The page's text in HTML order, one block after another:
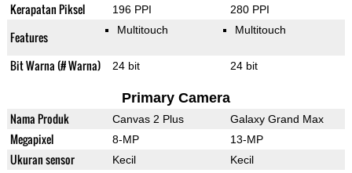
Kerapatan Piksel 196 PPI 280 PPI
Features Multitouch Multitouch
Bit Warna (# Warna) 24 bit 24 bit
Primary Camera
Nama Produk Canvas 2 Plus Galaxy Grand Max
Megapixel 8-MP 13-MP
Ukuran sensor Kecil Kecil